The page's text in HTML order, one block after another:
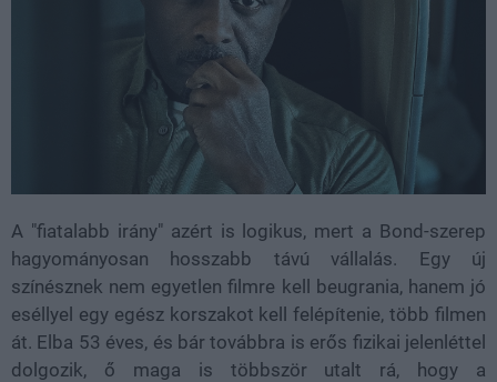
A "fiatalabb irány" azért is logikus, mert a Bond-szerep
hagyományosan hosszabb távú vállalás. Egy új
színésznek nem egyetlen filmre kell beugrania, hanem jó
eséllyel egy egész korszakot kell felépítenie, több filmen
át. Elba 53 éves, és bár továbbra is erős fizikai jelenléttel
dolgozik, ő maga is többször utalt rá, hogy a